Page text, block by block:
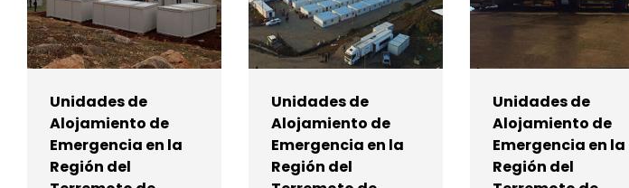
Unidades de
Alojamiento de
Emergencia en la
Región del
Unidades de
Alojamiento de
Emergencia en la
Región del
Unidades de
Alojamiento de
Emergencia en la
Región del